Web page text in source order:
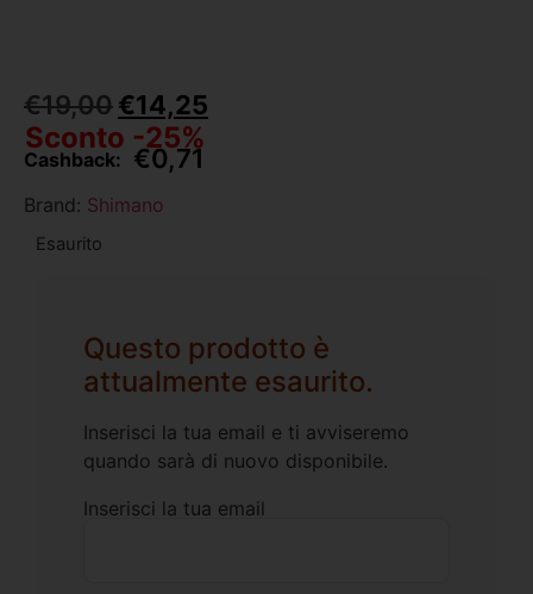
€19,00€14,25
Sconto -25%
Cashback: €0,71
Brand: Shimano
Esaurito
Questo prodotto è
attualmente esaurito.
Inserisci la tua email e ti avviseremo
quando sarà di nuovo disponibile.
Inserisci la tua email